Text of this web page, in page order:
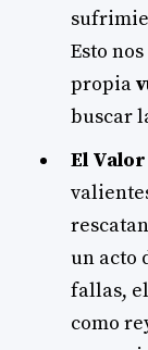
Esto
propia
buscar
El
un acto
fallas,
como